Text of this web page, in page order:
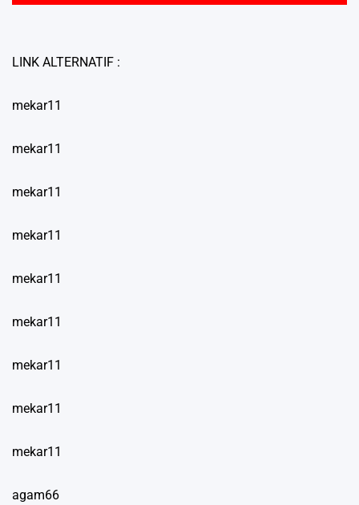
LINK ALTERNATIF :
mekar11
mekar11
mekar11
mekar11
mekar11
mekar11
mekar11
mekar11
mekar11
agam66